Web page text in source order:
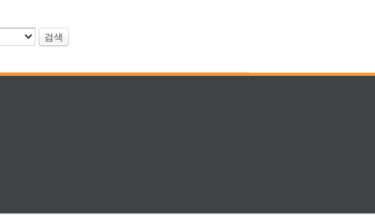
검색